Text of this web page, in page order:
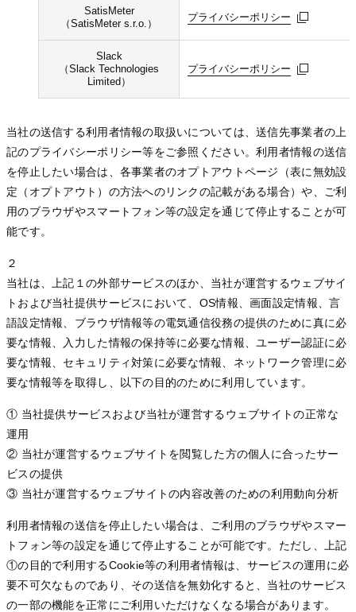
SatisMeter
（SatisMeter s.r.o.）
プライバシーポリシー
プライバシーポリシー
プライバシーポリシー
Slack
（Slack Technologies
Limited）
プライバシーポリシー
プライバシーポリシー
プライバシーポリシー
当社の送信する利用者情報の取扱いについては、送信先事業者の上
記のプライバシーポリシー等をご参照ください。利用者情報の送信
を停止したい場合は、各事業者のオプトアウトページ（表に無効設
定（オプトアウト）の方法へのリンクの記載がある場合）や、ご利
用のブラウザやスマートフォン等の設定を通じて停止することが可
能です。
２
当社は、上記１の外部サービスのほか、当社が運営するウェブサイ
トおよび当社提供サービスにおいて、OS情報、画面設定情報、言
語設定情報、ブラウザ情報等の電気通信役務の提供のために真に必
要な情報、入力した情報の保持等に必要な情報、ユーザー認証に必
要な情報、セキュリティ対策に必要な情報、ネットワーク管理に必
要な情報等を取得し、以下の目的のために利用しています。
① 当社提供サービスおよび当社が運営するウェブサイトの正常な
運用
② 当社が運営するウェブサイトを閲覧した方の個人に合ったサー
ビスの提供
③ 当社が運営するウェブサイトの内容改善のための利用動向分析
利用者情報の送信を停止したい場合は、ご利用のブラウザやスマー
トフォン等の設定を通じて停止することが可能です。ただし、上記
①の目的で利用するCookie等の利用者情報は、サービスの運用に必
要不可欠なものであり、その送信を無効化すると、当社のサービス
の一部の機能を正常にご利用いただけなくなる場合があります。